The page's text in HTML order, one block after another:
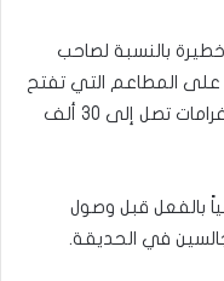
بالنسبة لصاحب
على المطاعم التي تفتح
أبوابها بعد الساعة الحادية عشرة مساء غرامات تصل إلى 30 ألف
بالفعل قبل وصول
في الحديقة.